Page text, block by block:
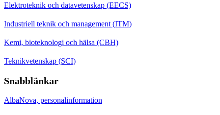
Elektroteknik och datavetenskap (EECS)
Industriell teknik och management (ITM)
Kemi, bioteknologi och hälsa (CBH)
Teknikvetenskap (SCI)
Snabblänkar
AlbaNova, personalinformation